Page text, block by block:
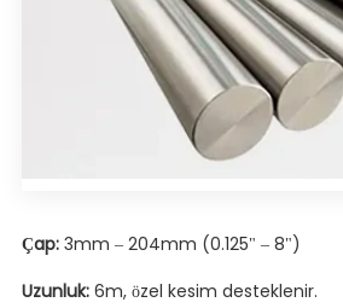
Çap: 3mm – 204mm (0.125" – 8")
Uzunluk: 6m, özel kesim desteklenir.